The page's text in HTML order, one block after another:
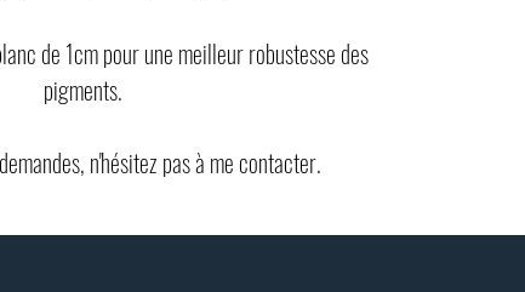
de 1cm pour une meilleur robustesse des
pigments.
n'hésitez pas à me contacter.